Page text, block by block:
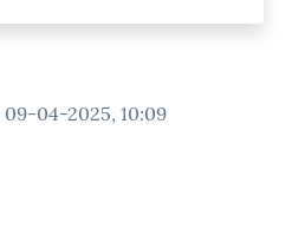
09-04-2025, 10:09